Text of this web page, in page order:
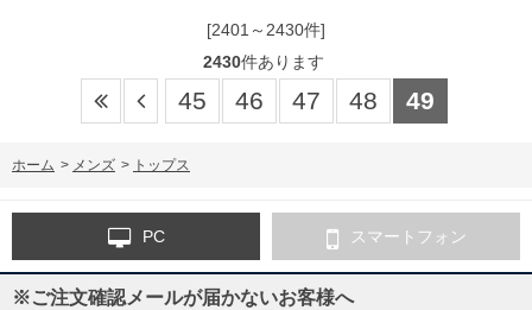
[2401～2430件]
2430件あります
45 46 47 48 49
ホーム > メンズ > トップス
PC スマートフォン
※ご注文確認メールが届かないお客様へ